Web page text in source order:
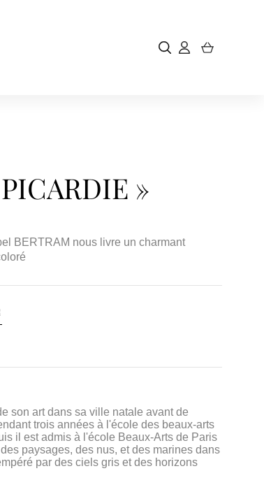
»
BERTRAM nous livre un charmant
son art dans sa ville natale avant de
trois années à l'école des beaux-arts
il est admis à l'école Beaux-Arts de Paris
paysages, des nus, et des marines dans
par des ciels gris et des horizons